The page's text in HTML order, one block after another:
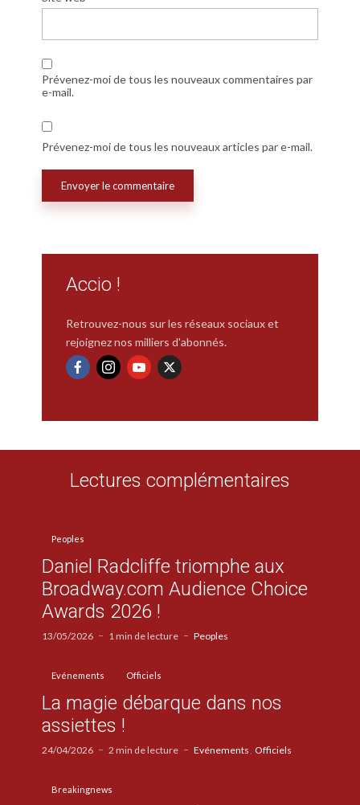
Prévenez-moi de tous les nouveaux commentaires par
e-mail.
Prévenez-moi de tous les nouveaux articles par e-mail.
Accio !
Retrouvez-nous sur les réseaux sociaux et
rejoignez nos milliers d'abonnés.
Lectures complémentaires
Peoples
Daniel Radcliffe triomphe aux
Broadway.com Audience Choice
Awards 2026 !
13/05/2026 1 min de lecture Peoples
Evénements Officiels
La magie débarque dans nos
assiettes !
24/04/2026 2 min de lecture Evénements Officiels
Breakingnews